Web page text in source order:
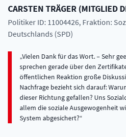
CARSTEN TRÄGER (MITGLIED
Politiker ID: 11004426, Fraktion:
Deutschlands (SPD)
Vielen Dank für das Wort. – Sehr
sprechen gerade über den
öffentlichen Reaktion große
Nachfrage bezieht sich darauf:
dieser Richtung gefallen? Uns
allem die soziale Ausgewogenheit
System abgesichert?